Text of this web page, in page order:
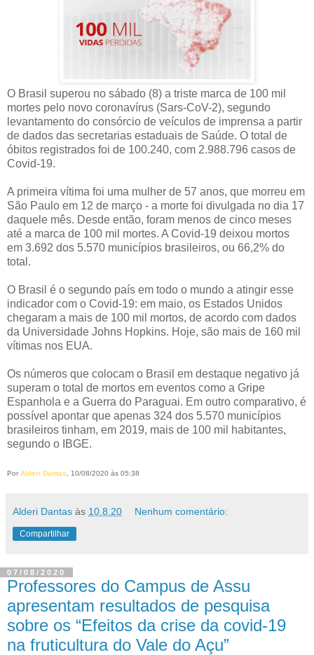
O Brasil superou no sábado (8) a triste marca de 100 mil
mortes pelo novo coronavírus (Sars-CoV-2), segundo
levantamento do consórcio de veículos de imprensa a partir
de dados das secretarias estaduais de Saúde. O total de
óbitos registrados foi de 100.240, com 2.988.796 casos de
Covid-19.
A primeira vítima foi uma mulher de 57 anos, que morreu em
São Paulo em 12 de março - a morte foi divulgada no dia 17
daquele mês. Desde então, foram menos de cinco meses
até a marca de 100 mil mortes. A Covid-19 deixou mortos
em 3.692 dos 5.570 municípios brasileiros, ou 66,2% do
total.
O Brasil é o segundo país em todo o mundo a atingir esse
indicador com o Covid-19: em maio, os Estados Unidos
chegaram a mais de 100 mil mortos, de acordo com dados
da Universidade Johns Hopkins. Hoje, são mais de 160 mil
vítimas nos EUA.
Os números que colocam o Brasil em destaque negativo já
superam o total de mortos em eventos como a Gripe
Espanhola e a Guerra do Paraguai. Em outro comparativo, é
possível apontar que apenas 324 dos 5.570 municípios
brasileiros tinham, em 2019, mais de 100 mil habitantes,
segundo o IBGE.
Por Alderi Dantas , 10/08/2020 às 05:38
Alderi Dantas às 10.8.20 Nenhum comentário:
Compartilhar
07/08/2020
Professores do Campus de Assu
apresentam resultados de pesquisa
sobre os “Efeitos da crise da covid-19
na fruticultura do Vale do Açu”